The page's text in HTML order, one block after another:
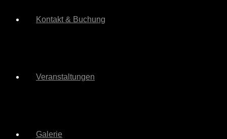
Kontakt & Buchung
Veranstaltungen
Galerie